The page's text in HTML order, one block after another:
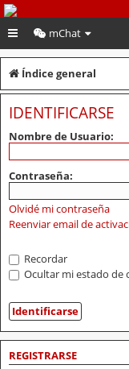
mChat
Índice general
IDENTIFICARSE
Nombre de Usuario:
Contraseña:
Olvidé mi contraseña
Reenviar email de
Recordar
Ocultar mi estado de
REGISTRARSE